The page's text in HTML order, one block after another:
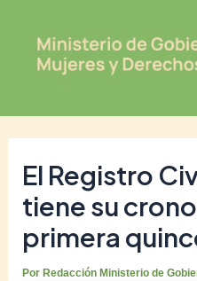
contenido
El Registro
tiene su
primera
Por Redacción Ministerio de
navigation